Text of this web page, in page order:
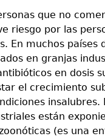
que no
riesgo por las
En muchos países
en granjas
en dosis
el crecimiento
insalubres.
están
(es una